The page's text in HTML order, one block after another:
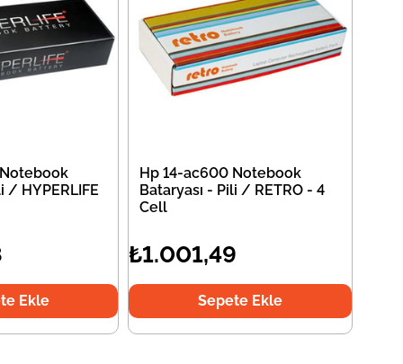
/ HYPERLIFE
Ekle
Hp 14-ac600 Notebook
Bataryası - Pili / RETRO - 4
Cell
₺1.001,49
Sepete Ekle